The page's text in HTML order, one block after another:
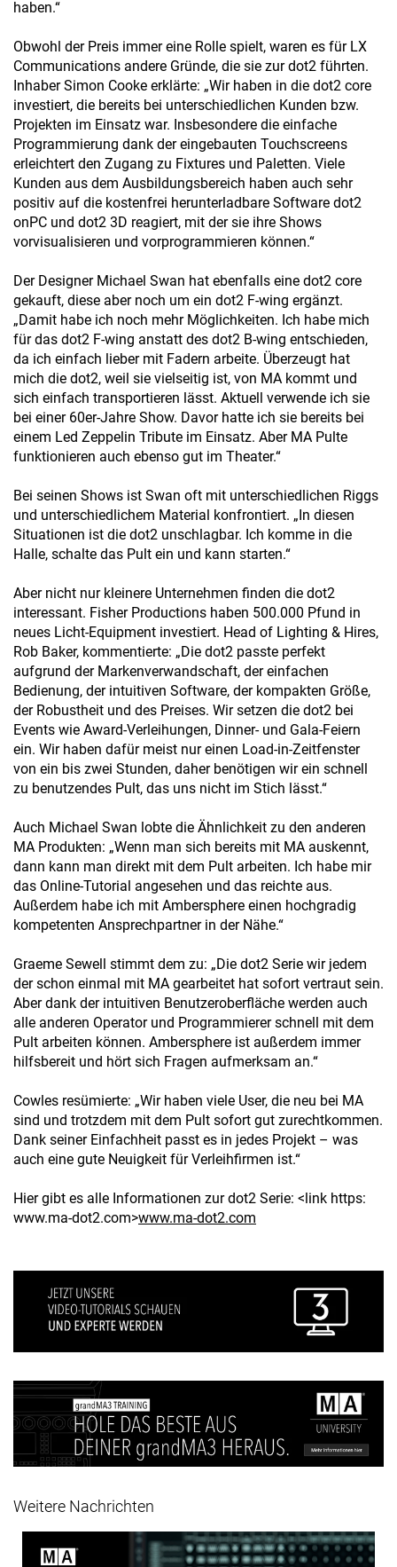
haben.“
Obwohl der Preis immer eine Rolle spielt, waren es für LX
Communications andere Gründe, die sie zur dot2 führten.
Inhaber Simon Cooke erklärte: „Wir haben in die dot2 core
investiert, die bereits bei unterschiedlichen Kunden bzw.
Projekten im Einsatz war. Insbesondere die einfache
Programmierung dank der eingebauten Touchscreens
erleichtert den Zugang zu Fixtures und Paletten. Viele
Kunden aus dem Ausbildungsbereich haben auch sehr
positiv auf die kostenfrei herunterladbare Software dot2
onPC und dot2 3D reagiert, mit der sie ihre Shows
vorvisualisieren und vorprogrammieren können.“
Der Designer Michael Swan hat ebenfalls eine dot2 core
gekauft, diese aber noch um ein dot2 F-wing ergänzt.
„Damit habe ich noch mehr Möglichkeiten. Ich habe mich
für das dot2 F-wing anstatt des dot2 B-wing entschieden,
da ich einfach lieber mit Fadern arbeite. Überzeugt hat
mich die dot2, weil sie vielseitig ist, von MA kommt und
sich einfach transportieren lässt. Aktuell verwende ich sie
bei einer 60er-Jahre Show. Davor hatte ich sie bereits bei
einem Led Zeppelin Tribute im Einsatz. Aber MA Pulte
funktionieren auch ebenso gut im Theater.“
Bei seinen Shows ist Swan oft mit unterschiedlichen Riggs
und unterschiedlichem Material konfrontiert. „In diesen
Situationen ist die dot2 unschlagbar. Ich komme in die
Halle, schalte das Pult ein und kann starten.“
Aber nicht nur kleinere Unternehmen finden die dot2
interessant. Fisher Productions haben 500.000 Pfund in
neues Licht-Equipment investiert. Head of Lighting & Hires,
Rob Baker, kommentierte: „Die dot2 passte perfekt
aufgrund der Markenverwandschaft, der einfachen
Bedienung, der intuitiven Software, der kompakten Größe,
der Robustheit und des Preises. Wir setzen die dot2 bei
Events wie Award-Verleihungen, Dinner- und Gala-Feiern
ein. Wir haben dafür meist nur einen Load-in-Zeitfenster
von ein bis zwei Stunden, daher benötigen wir ein schnell
zu benutzendes Pult, das uns nicht im Stich lässt.“
Auch Michael Swan lobte die Ähnlichkeit zu den anderen
MA Produkten: „Wenn man sich bereits mit MA auskennt,
dann kann man direkt mit dem Pult arbeiten. Ich habe mir
das Online-Tutorial angesehen und das reichte aus.
Außerdem habe ich mit Ambersphere einen hochgradig
kompetenten Ansprechpartner in der Nähe.“
Graeme Sewell stimmt dem zu: „Die dot2 Serie wir jedem
der schon einmal mit MA gearbeitet hat sofort vertraut sein.
Aber dank der intuitiven Benutzeroberfläche werden auch
alle anderen Operator und Programmierer schnell mit dem
Pult arbeiten können. Ambersphere ist außerdem immer
hilfsbereit und hört sich Fragen aufmerksam an.“
Cowles resümierte: „Wir haben viele User, die neu bei MA
sind und trotzdem mit dem Pult sofort gut zurechtkommen.
Dank seiner Einfachheit passt es in jedes Projekt – was
auch eine gute Neuigkeit für Verleihfirmen ist.“
Hier gibt es alle Informationen zur dot2 Serie: <link https:
www.ma-dot2.com>www.ma-dot2.com
Weitere Nachrichten